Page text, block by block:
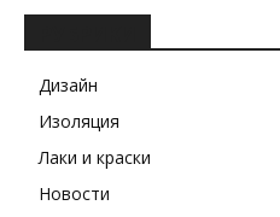
Дизайн
Изоляция
Лаки и краски
Новости